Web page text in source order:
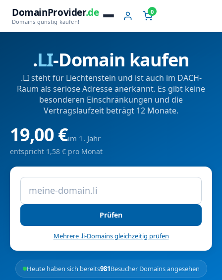
DomainProvider.de
Domains günstig kaufen!
0
.LI-Domain kaufen
.LI steht für Liechtenstein und ist auch im DACH-
Raum als seriöse Adresse anerkannt. Es gibt keine
besonderen Einschränkungen und die
Vertragslaufzeit beträgt 12 Monate.
19,00 €im 1. Jahr
entspricht 1,58 € pro Monat
Prüfen
Mehrere .li-Domains gleichzeitig prüfen
Heute haben sich bereits981Besucher Domains angesehen